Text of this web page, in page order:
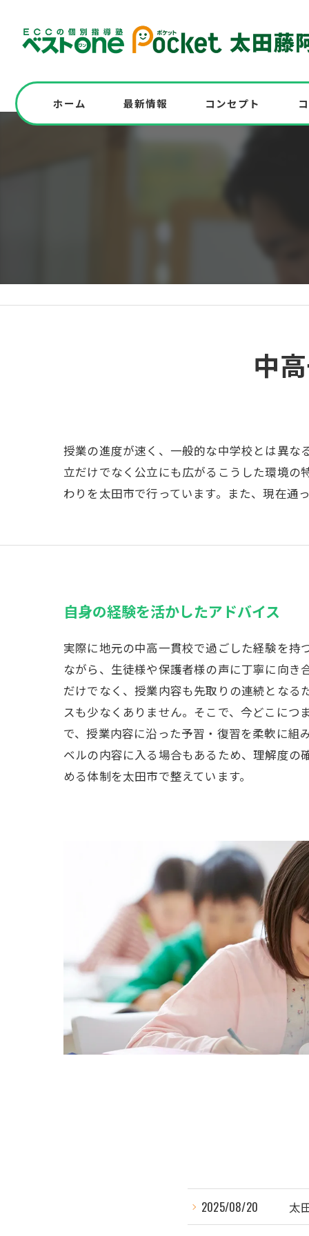
ホーム 最新情報
中学の英語問題にチャレンジ！解答解説と
コンセプト
中
授業の進度が速く、一般的な中学校とは異な
立だけでなく公立にも広がるこうした環境
わりを太田市で行っています。また、現在通
自身の経験を活かしたアドバイス
実際に地元の中高一貫校で過ごした経験を持
ながら、生徒様や保護者様の声に丁寧に向き
だけでなく、授業内容も先取りの連続となる
スも少なくありません。そこで、今どこにつ
で、授業内容に沿った予習・復習を柔軟に組
ベルの内容に入る場合もあるため、理解度の
める体制を太田市で整えています。
2025/08/20 太